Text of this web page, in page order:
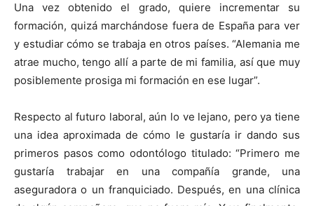
Una vez obtenido el grado, quiere incrementar su
formación, quizá marchándose fuera de España para ver
y estudiar cómo se trabaja en otros países. “Alemania me
atrae mucho, tengo allí a parte de mi familia, así que muy
posiblemente prosiga mi formación en ese lugar”.
Respecto al futuro laboral, aún lo ve lejano, pero ya tiene
una idea aproximada de cómo le gustaría ir dando sus
primeros pasos como odontólogo titulado: “Primero me
gustaría trabajar en una compañía grande, una
aseguradora o un franquiciado. Después, en una clínica